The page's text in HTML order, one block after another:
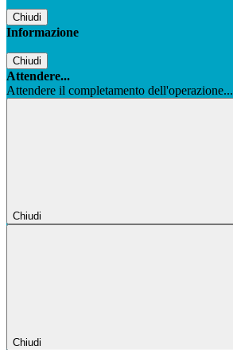
Chiudi
Informazione
Chiudi
Attendere...
Attendere il completamento dell'operazione...
Chiudi
Chiudi